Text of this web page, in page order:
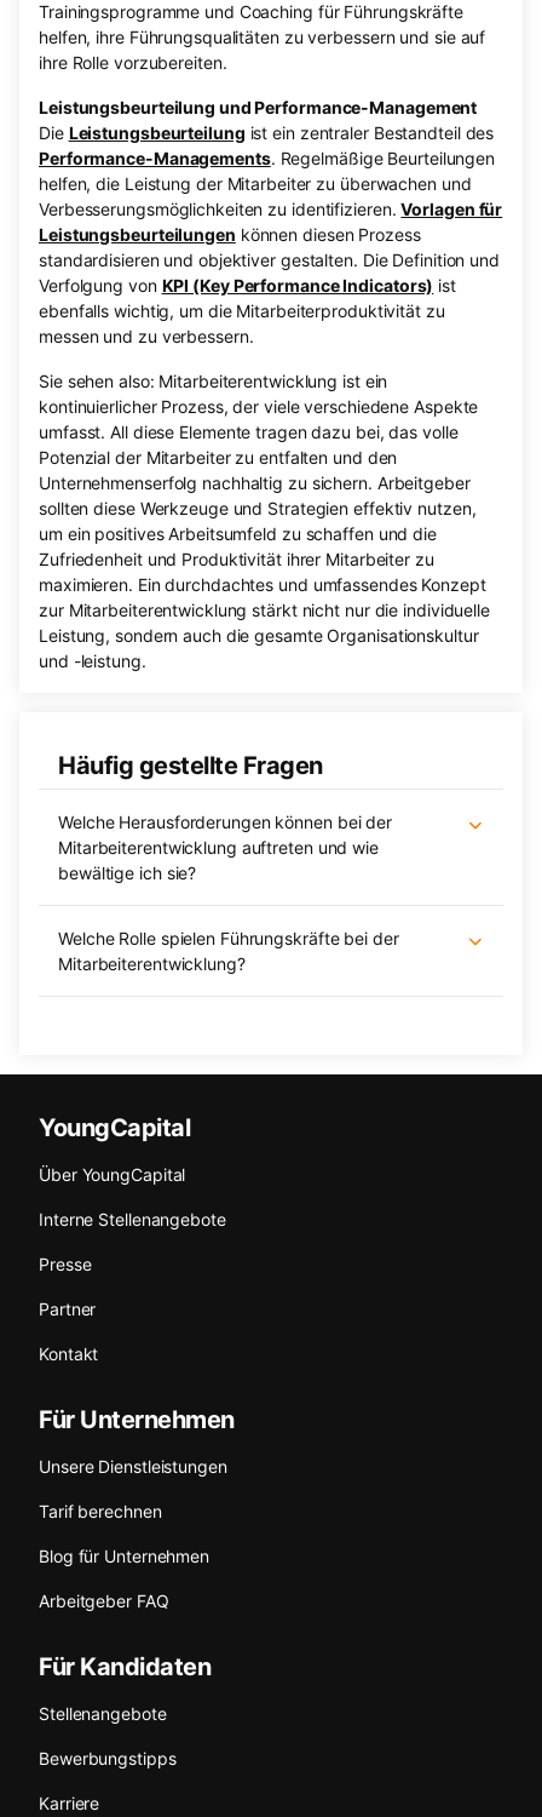
Trainingsprogramme und Coaching für Führungskräfte
helfen, ihre Führungsqualitäten zu verbessern und sie auf
ihre Rolle vorzubereiten.
Leistungsbeurteilung und Performance-Management
Die Leistungsbeurteilung ist ein zentraler Bestandteil des
Performance-Managements. Regelmäßige Beurteilungen
helfen, die Leistung der Mitarbeiter zu überwachen und
Verbesserungsmöglichkeiten zu identifizieren.Vorlagen für
Leistungsbeurteilungen können diesen Prozess
standardisieren und objektiver gestalten. Die Definition und
Verfolgung von KPI (Key Performance Indicators) ist
ebenfalls wichtig, um die Mitarbeiterproduktivität zu
messen und zu verbessern.
Sie sehen also: Mitarbeiterentwicklung ist ein
kontinuierlicher Prozess, der viele verschiedene Aspekte
umfasst. All diese Elemente tragen dazu bei, das volle
Potenzial der Mitarbeiter zu entfalten und den
Unternehmenserfolg nachhaltig zu sichern. Arbeitgeber
sollten diese Werkzeuge und Strategien effektiv nutzen,
um ein positives Arbeitsumfeld zu schaffen und die
Zufriedenheit und Produktivität ihrer Mitarbeiter zu
maximieren. Ein durchdachtes und umfassendes Konzept
zur Mitarbeiterentwicklung stärkt nicht nur die individuelle
Leistung, sondern auch die gesamte Organisationskultur
und -leistung.
Häufig gestellte Fragen
Welche Herausforderungen können bei der
Mitarbeiterentwicklung auftreten und wie
bewältige ich sie?
Welche Rolle spielen Führungskräfte bei der
Mitarbeiterentwicklung?
YoungCapital
Über YoungCapital
Interne Stellenangebote
Presse
Partner
Kontakt
Für Unternehmen
Unsere Dienstleistungen
Tarif berechnen
Blog für Unternehmen
Arbeitgeber FAQ
Für Kandidaten
Stellenangebote
Bewerbungstipps
Karriere